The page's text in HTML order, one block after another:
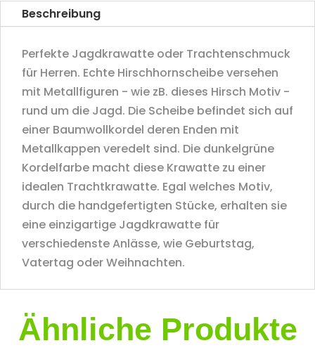
Beschreibung
Perfekte Jagdkrawatte oder Trachtenschmuck
für Herren. Echte Hirschhornscheibe versehen
mit Metallfiguren - wie zB. dieses Hirsch Motiv -
rund um die Jagd. Die Scheibe befindet sich auf
einer Baumwollkordel deren Enden mit
Metallkappen veredelt sind. Die dunkelgrüne
Kordelfarbe macht diese Krawatte zu einer
idealen Trachtkrawatte. Egal welches Motiv,
durch die handgefertigten Stücke, erhalten sie
eine einzigartige Jagdkrawatte für
verschiedenste Anlässe, wie Geburtstag,
Vatertag oder Weihnachten.
Ähnliche Produkte